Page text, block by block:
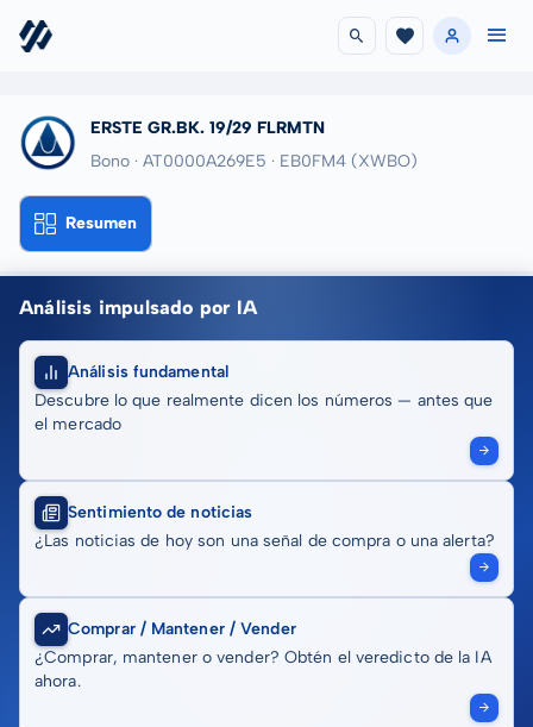
ERSTE GR.BK. 19/29 FLRMTN
Bono · AT0000A269E5 · EB0FM4 (XWBO)
Resumen
Análisis impulsado por IA
Análisis fundamental
Descubre lo que realmente dicen los números — antes que
el mercado
Sentimiento de noticias
¿Las noticias de hoy son una señal de compra o una alerta?
Comprar / Mantener / Vender
¿Comprar, mantener o vender? Obtén el veredicto de la IA
ahora.